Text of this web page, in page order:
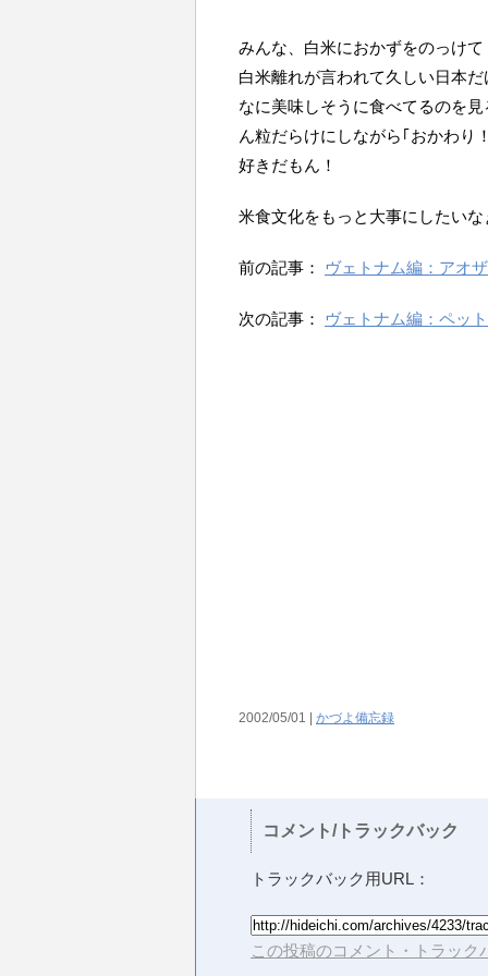
みんな、白米におかずをのっけ
白米離れが言われて久しい日本
なに美味しそうに食べてるのを
ん粒だらけにしながら｢おかわ
好きだもん！
米食文化をもっと大事にしたい
前の記事： ヴェトナム編：アオ
次の記事： ヴェトナム編：ペッ
2002/05/01 | かづよ備忘録
コメント/トラックバック
トラックバック用URL：
この投稿のコメント・トラック